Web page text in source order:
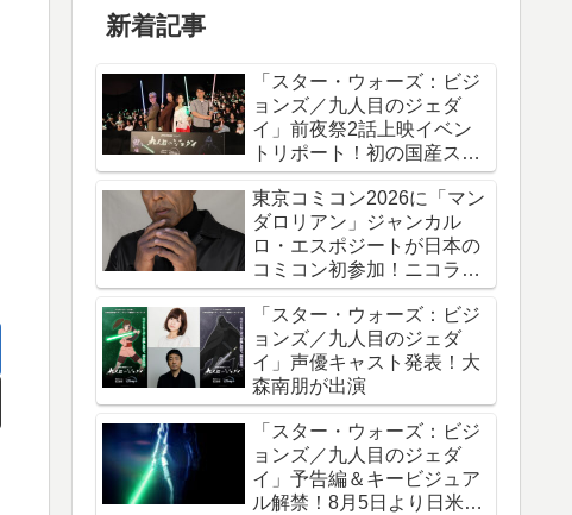
新着記事
「スター・ウォーズ：ビジ
ョンズ／九人目のジェダ
イ」前夜祭2話上映イベン
トリポート！初の国産スタ
ー・ウォーズアニメシリー
ズ
東京コミコン2026に「マン
ダロリアン」ジャンカル
ロ・エスポジートが日本の
コミコン初参加！ニコラ
ス・ケイジと共に来日
「スター・ウォーズ：ビジ
ョンズ／九人目のジェダ
イ」声優キャスト発表！大
森南朋が出演
「スター・ウォーズ：ビジ
ョンズ／九人目のジェダ
イ」予告編＆キービジュア
ル解禁！8月5日より日米同